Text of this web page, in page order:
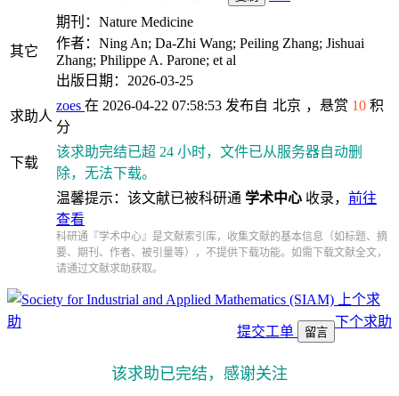
其它
期刊：Nature Medicine
作者：Ning An; Da‐Zhi Wang; Peiling Zhang; Jishuai
Zhang; Philippe A. Parone; et al
出版日期：2026-03-25
求助人
zoes 在 2026-04-22 07:58:53 发布自 北京 ，悬赏 10 积
分
下载
该求助完结已超 24 小时，文件已从服务器自动删
除，无法下载。
温馨提示：该文献已被科研通 学术中心 收录， 前往
查看
科研通『学术中心』是文献索引库，收集文献的基本信息（如标题、摘
要、期刊、作者、被引量等），不提供下载功能。如需下载文献全文，
请通过文献求助获取。
上个求
助
下个求助
提交工单 留言
该求助已完结，感谢关注